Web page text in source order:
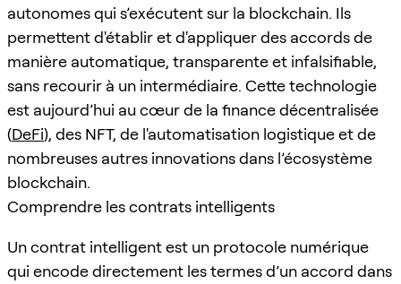
autonomes qui s’exécutent sur la blockchain. Ils
permettent d'établir et d'appliquer des accords de
manière automatique, transparente et infalsifiable,
sans recourir à un intermédiaire. Cette technologie
est aujourd’hui au cœur de la finance décentralisée
(DeFi), des NFT, de l'automatisation logistique et de
nombreuses autres innovations dans l’écosystème
blockchain.
Comprendre les contrats intelligents
Un contrat intelligent est un protocole numérique
qui encode directement les termes d’un accord dans